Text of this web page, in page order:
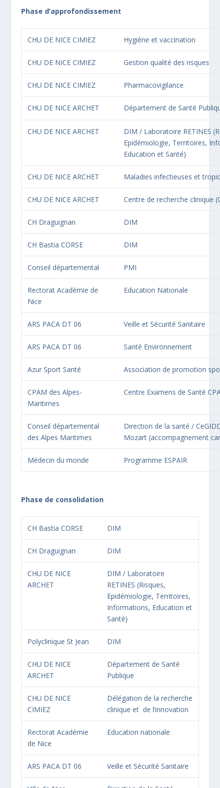
Phase d’approfondissement
CHU DE NICE CIMIEZ Hygiène et vaccination
CHU DE NICE CIMIEZ Gestion qualité des risques
CHU DE NICE CIMIEZ Pharmacovigilance
CHU DE NICE ARCHET Département de Santé
CHU DE NICE ARCHET
DIM / Laboratoire RETINES
Epidémiologie, Territoires,
Education et Santé)
CHU DE NICE ARCHET Maladies infectieuses et
CHU DE NICE ARCHET Centre de recherche clinique
CH Draguignan DIM
CH Bastia CORSE DIM
Conseil départemental PMI
Rectorat Académie de
Nice
Education Nationale
ARS PACA DT 06 Veille et Sécurité Sanitaire
ARS PACA DT 06 Santé Environnement
Azur Sport Santé Association de promotion
CPAM des Alpes-
Maritimes
Centre Examens de Santé
Conseil départemental
des Alpes Maritimes
Direction de la santé /
Mozart (accompagnement
Médecin du monde Programme ESPAIR
Phase de consolidation
CH Bastia CORSE DIM
CH Draguignan DIM
CHU DE NICE
ARCHET
DIM / Laboratoire
RETINES (Risques,
Epidémiologie, Territoires,
Informations, Education et
Santé)
Polyclinique St Jean DIM
CHU DE NICE
ARCHET
Département de Santé
Publique
CHU DE NICE
CIMIEZ
Délégation de la recherche
clinique et de l’innovation
Rectorat Académie
de Nice
Education nationale
ARS PACA DT 06 Veille et Sécurité Sanitaire